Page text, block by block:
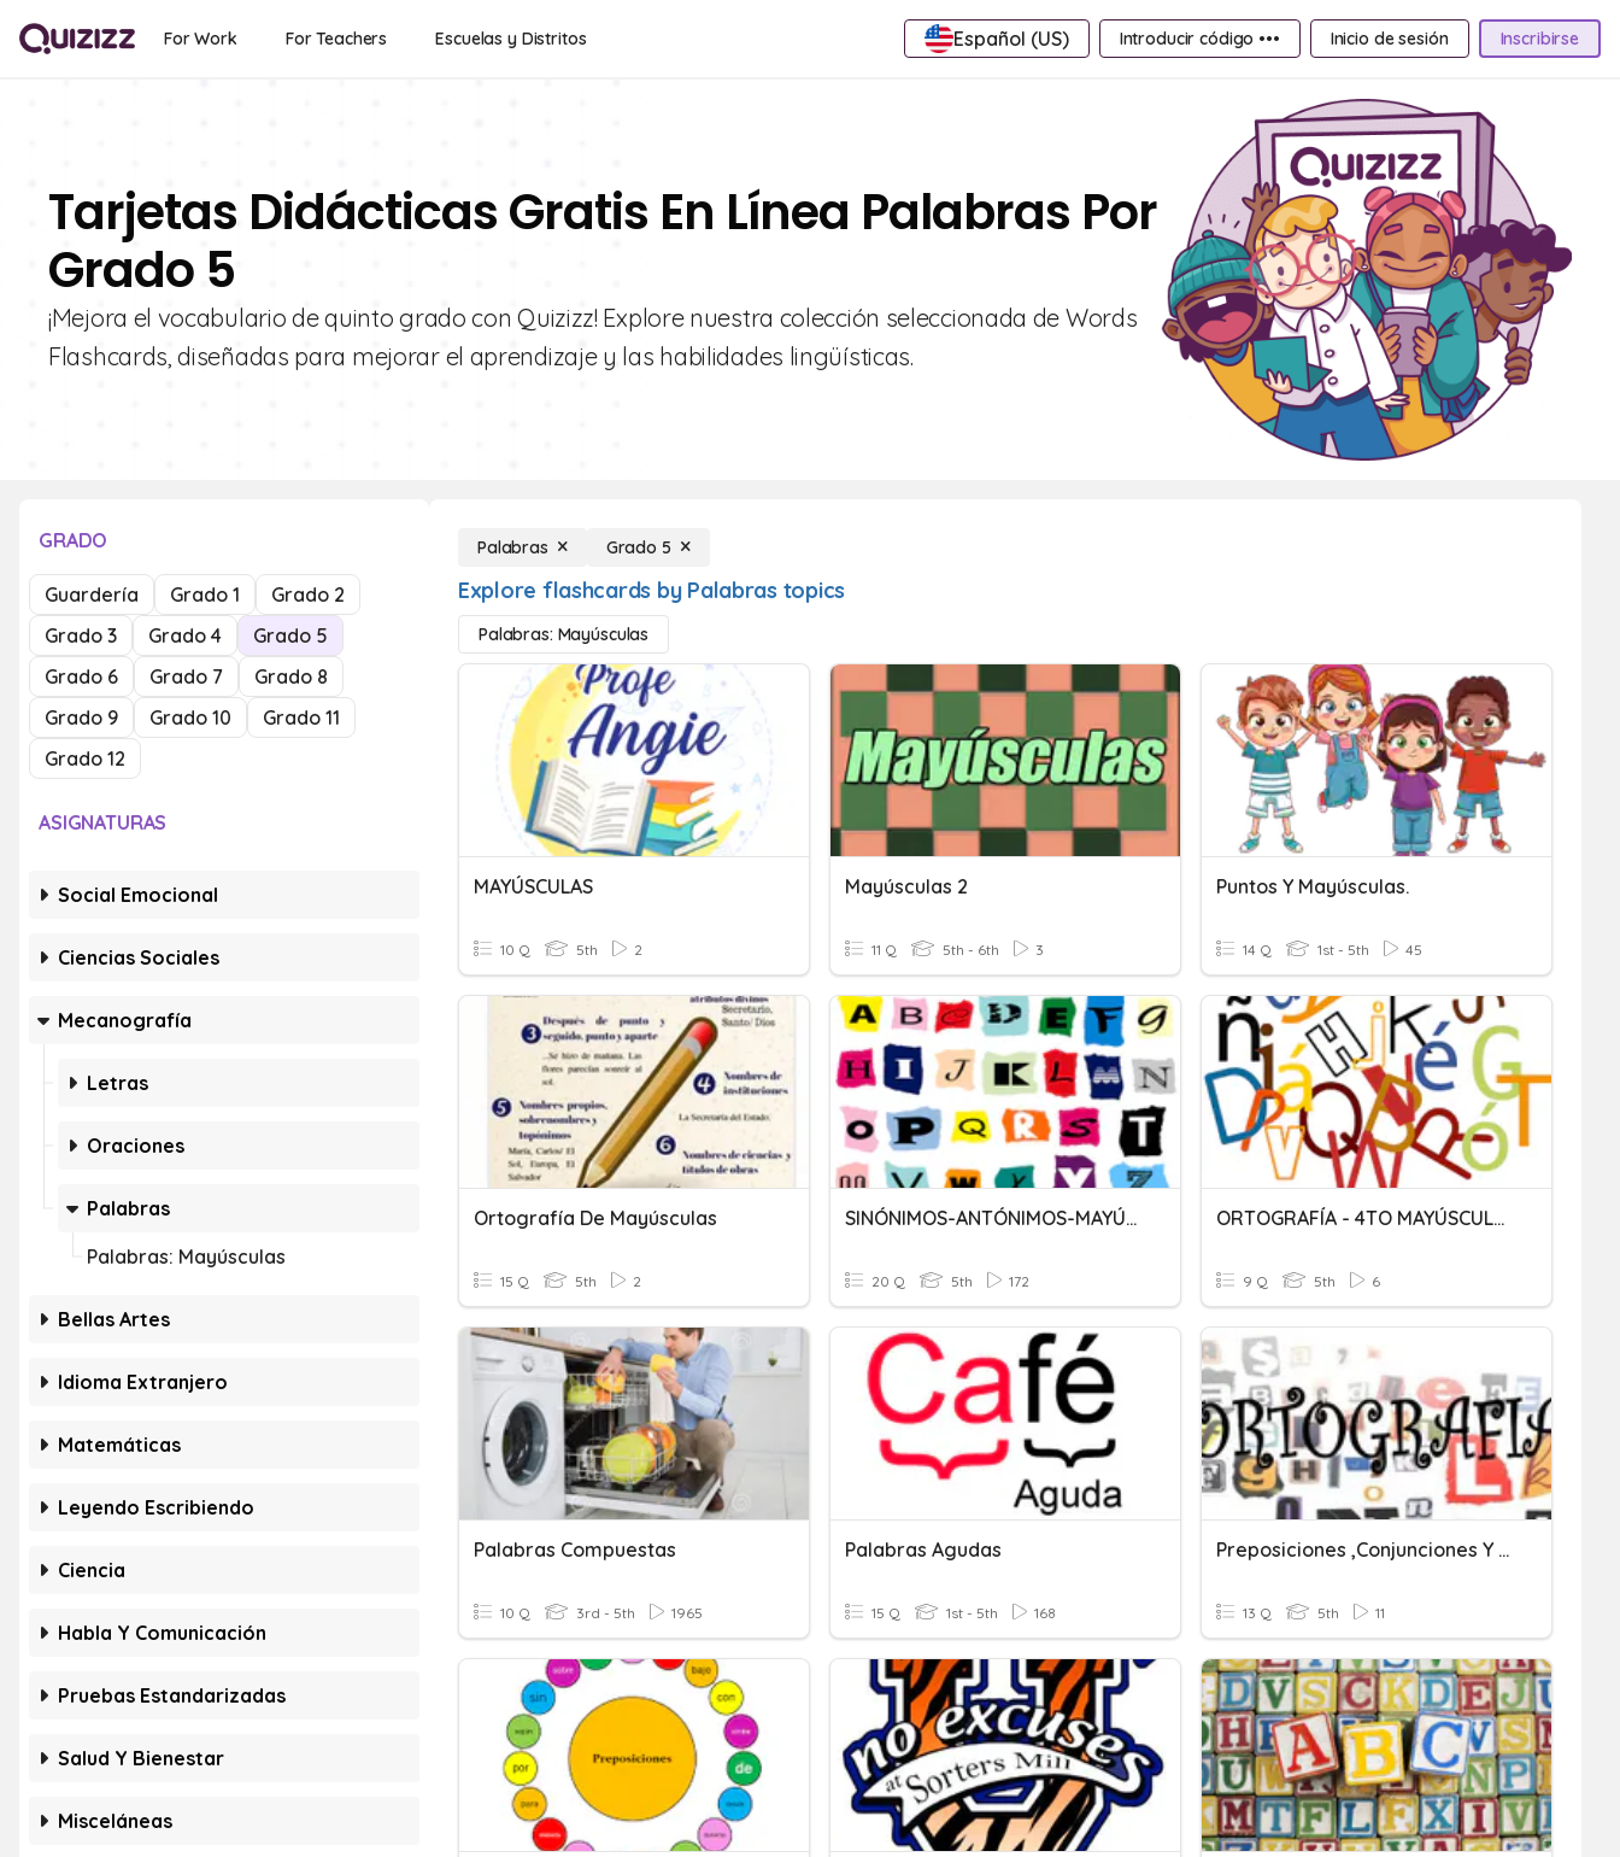
For Work For Teachers Escuelas y Distritos Español (US) Introducir código ••• Inicio de sesión Inscribirse
Tarjetas Didácticas Gratis En Línea Palabras Por
Grado 5
¡Mejora el vocabulario de quinto grado con Quizizz! Explore nuestra colección seleccionada de Words
Flashcards, diseñadas para mejorar el aprendizaje y las habilidades lingüísticas.
GRADO
Guardería Grado 1
Grado 2
Grado 3
Grado 4
Grado 5
Grado 6
Grado 7
Grado 8
Grado 9
Grado 10
Grado 11
Grado 12
ASIGNATURAS
Social Emocional
Ciencias Sociales
Mecanografía
Letras
Oraciones
Palabras
Palabras: Mayúsculas
Bellas Artes
Idioma Extranjero
Matemáticas
Leyendo Escribiendo
Ciencia
Habla Y Comunicación
Pruebas Estandarizadas
Salud Y Bienestar
Misceláneas
Palabras Grado 5
Explore flashcards by Palabras topics
Palabras: Mayúsculas
MAYÚSCULAS
10 Q 5th 2
Mayúsculas 2
11 Q 5th - 6th 3
Puntos Y Mayúsculas.
14 Q 1st - 5th 45
Ortografía De Mayúsculas
15 Q 5th 2
SINÓNIMOS-ANTÓNIMOS-MAYÚSCULAS
20 Q 5th 172
ORTOGRAFÍA - 4TO MAYÚSCULAS
9 Q 5th 6
Palabras Compuestas
10 Q 3rd - 5th 1965
Palabras Agudas
15 Q 1st - 5th 168
Preposiciones ,conjunciones Y Mayúsculas.
13 Q 5th 11